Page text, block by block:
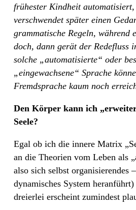
frühester Kindheit
verschwendet später einen
grammatische Regeln, während
doch, dann gerät der Redefluss
solche „automatisierte“ oder
„eingewachsene“ Sprache
Fremdsprache kaum noch
Den Körper kann ich
Seele?
Egal ob ich die innere Matrix
an die Theorien vom Leben als
also sich selbst organisierendes
dynamisches System heranführt)
dreierlei erscheint zumindest